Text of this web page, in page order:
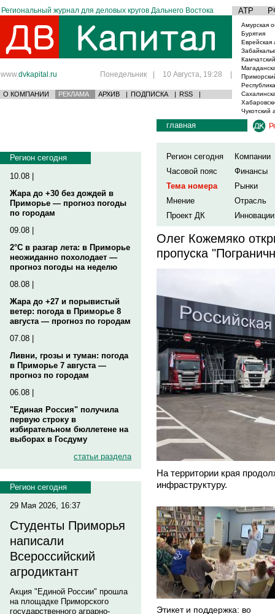
Региональный журнал для деловых кругов Дальнего Востока АТР
www.dvkapital.ru Понедельник | 10 Августа, 19:28 |
О КОМПАНИИ РЕКЛАМА АРХИВ | ПОДПИСКА | RSS |
Амурская
Бурятия
Еврейская
Чукотский
Регион сегодня
10.08 |
Жара до +30 без дождей в
Приморье — прогноз погоды
по городам
09.08 |
2°C в разгар лета: в Приморье
неожиданно похолодает —
прогноз погоды на неделю
08.08 |
Жара до +27 и порывистый
ветер: погода в Приморье 8
августа — прогноз по городам
07.08 |
Ливни, грозы и туман: погода
в Приморье 7 августа —
прогноз по городам
06.08 |
"Единая Россия" получила
первую строку в
избирательном бюллетене на
выборах в Госдуму
статьи раздела
Регион сегодня
29 Мая 2026, 16:37
Студенты Приморья
написали
Всероссийский
агродиктант
Акция "Единой России" прошла
на площадке Приморского
государственного аграрно-
главная
Регион сегодня
Компании
Часовой пояс
Финансы
Тема номера
Рынки
Мнение
Отрасль
Проект ДК
Инновации
Олег Кожемяко
пропуска
На территории края
инфраструктуру.
Этикет и поддержка: во